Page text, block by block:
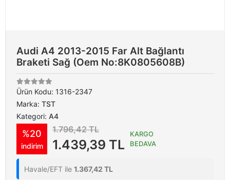
Audi A4 2013-2015 Far Alt Bağlantı
Braketi Sağ (Oem No:8K0805608B)
Ürün Kodu: 1316-2347
Marka: TST
Kategori: A4
%20
indirim
1.796,42 TL
1.439,39 TL
KARGO
BEDAVA
Havale/EFT ile 1.367,42 TL